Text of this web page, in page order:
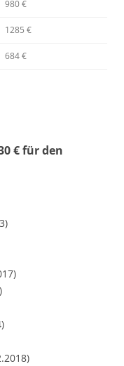
980 €
1285 €
684 €
€ für den